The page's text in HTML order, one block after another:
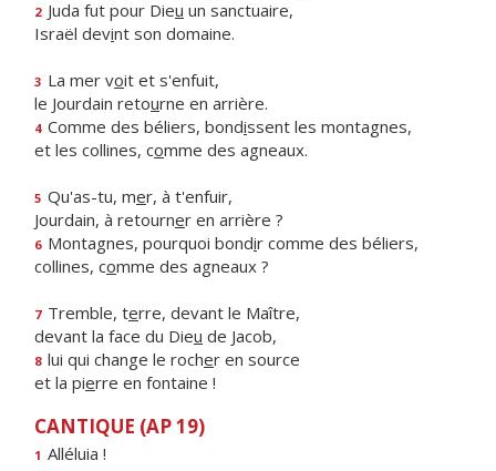
2 Juda fut pour Dieu un sanctuaire,
Israël devint son domaine.
3 La mer voit et s'enfuit,
le Jourdain retourne en arrière.
4 Comme des béliers, bondissent les montagnes,
et les collines, comme des agneaux.
5 Qu'as-tu, mer, à t'enfuir,
Jourdain, à retourner en arrière ?
6 Montagnes, pourquoi bondir comme des béliers,
collines, comme des agneaux ?
7 Tremble, terre, devant le Maître,
devant la face du Dieu de Jacob,
8 lui qui change le rocher en source
et la pierre en fontaine !
CANTIQUE (AP 19)
1 Alléluia !